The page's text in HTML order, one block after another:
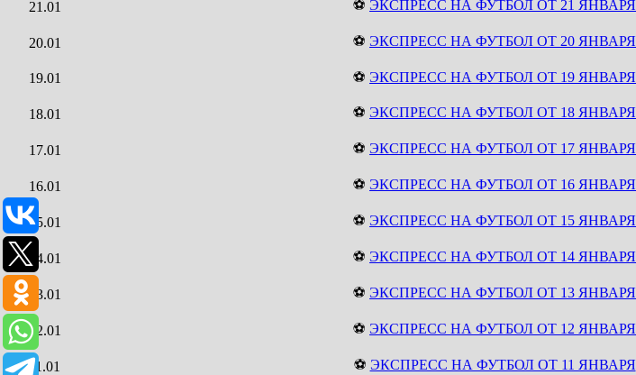
21.01 ⚽ ЭКСПРЕСС НА ФУТБОЛ ОТ 21 ЯНВАРЯ
20.01 ⚽ ЭКСПРЕСС НА ФУТБОЛ ОТ 20 ЯНВАРЯ
19.01 ⚽ ЭКСПРЕСС НА ФУТБОЛ ОТ 19 ЯНВАРЯ
18.01 ⚽ ЭКСПРЕСС НА ФУТБОЛ ОТ 18 ЯНВАРЯ
17.01 ⚽ ЭКСПРЕСС НА ФУТБОЛ ОТ 17 ЯНВАРЯ
16.01 ⚽ ЭКСПРЕСС НА ФУТБОЛ ОТ 16 ЯНВАРЯ
15.01 ⚽ ЭКСПРЕСС НА ФУТБОЛ ОТ 15 ЯНВАРЯ
14.01 ⚽ ЭКСПРЕСС НА ФУТБОЛ ОТ 14 ЯНВАРЯ
13.01 ⚽ ЭКСПРЕСС НА ФУТБОЛ ОТ 13 ЯНВАРЯ
12.01 ⚽ ЭКСПРЕСС НА ФУТБОЛ ОТ 12 ЯНВАРЯ
11.01 ⚽ ЭКСПРЕСС НА ФУТБОЛ ОТ 11 ЯНВАРЯ